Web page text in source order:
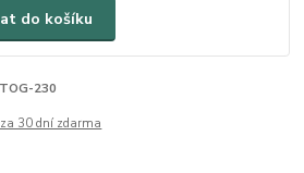
do košíku
TOG-230
30 dní zdarma